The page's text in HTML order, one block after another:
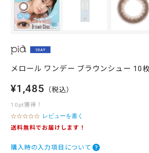
メロール ワンデー ブラウンシュー 10
¥1,485 （税込）
10pt獲得！
0
.
t
レビューを書く
送料無料でお届けします！
購入時の入力項目について